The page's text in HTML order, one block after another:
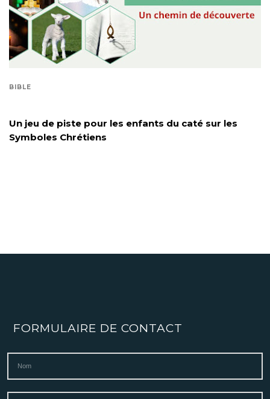
BIBLE
Un jeu de piste pour les enfants du caté sur les
Symboles Chrétiens
FORMULAIRE DE CONTACT